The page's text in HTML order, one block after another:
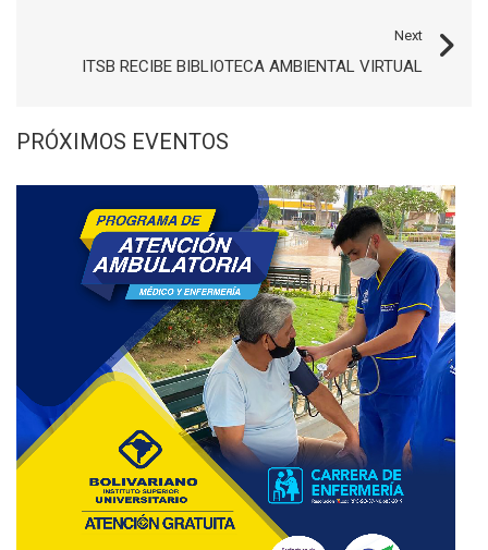
Next
ITSB RECIBE BIBLIOTECA AMBIENTAL VIRTUAL
PRÓXIMOS EVENTOS